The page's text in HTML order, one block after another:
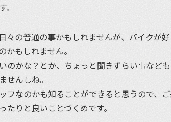
々の普通の事かもしれませんが、バイクが
かもしれません。
のかな？とか、ちょっと聞きずらい事など
せんしね。
フなのかも知ることができると思うので、
たりと良いことづくめです。